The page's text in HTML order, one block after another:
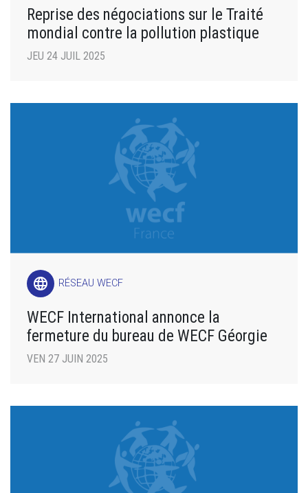
Reprise des négociations sur le Traité
mondial contre la pollution plastique
JEU 24 JUIL 2025
language RÉSEAU WECF
WECF International annonce la
fermeture du bureau de WECF Géorgie
VEN 27 JUIN 2025